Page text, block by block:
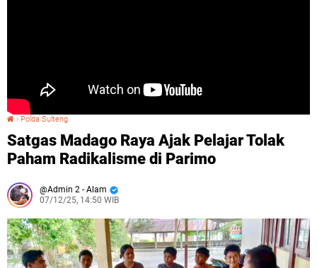
› Polda Sulteng
Satgas Madago Raya Ajak Pelajar Tolak
Paham Radikalisme di Parimo
Admin 2 - Alam
07/12/25, 14:50 WIB